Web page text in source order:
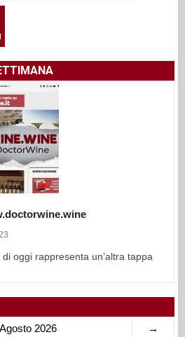
oggi rappresenta un’altra tappa
Agosto 2026 →